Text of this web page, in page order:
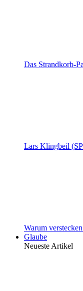
Das Strandkorb-
Lars Klingbeil
Warum
Glaube
Neueste Artikel